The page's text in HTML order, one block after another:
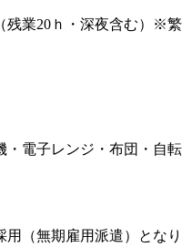
残業20ｈ・深夜含む）※
・電子レンジ・布団・自
用（無期雇用派遣）となり